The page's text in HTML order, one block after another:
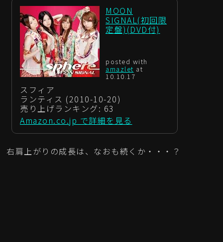
MOON
SIGNAL(初回限
定盤)(DVD付)
posted with
amazlet at
10.10.17
スフィア
ランティス (2010-10-20)
売り上げランキング: 63
Amazon.co.jp で詳細を見る
右肩上がりの成長は、なおも続くか・・・？